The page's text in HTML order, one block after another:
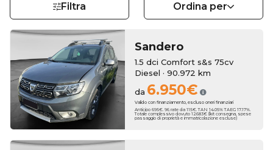
Filtra Ordina per
Sandero
1.5 dci Comfort s&s 75cv
Diesel · 90.972 km
da 6.950€
Valido con finanziamento, escluso oneri finanziari
Anticipo 695€. 96 rate da 115€. TAN 14.05% TAEG 17.17%.
Totale complessivo dovuto 12.683€ (kit consegna, spese
passaggio di proprietà e immatricolazione escluse)